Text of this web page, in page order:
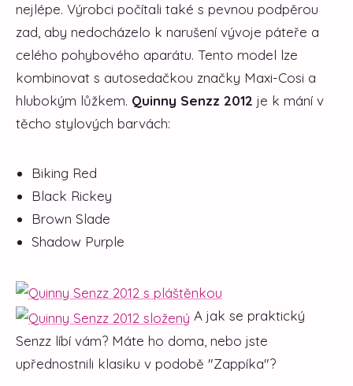
nejlépe. Výrobci počítali také s pevnou podpěrou
zad, aby nedocházelo k narušení vývoje páteře a
celého pohybového aparátu. Tento model lze
kombinovat s autosedačkou značky Maxi-Cosi a
hlubokým lůžkem. Quinny Senzz 2012 je k mání v
těcho stylových barvách:
Biking Red
Black Rickey
Brown Slade
Shadow Purple
A jak se praktický
Senzz líbí vám? Máte ho doma, nebo jste
upřednostnili klasiku v podobě "Zappíka"?